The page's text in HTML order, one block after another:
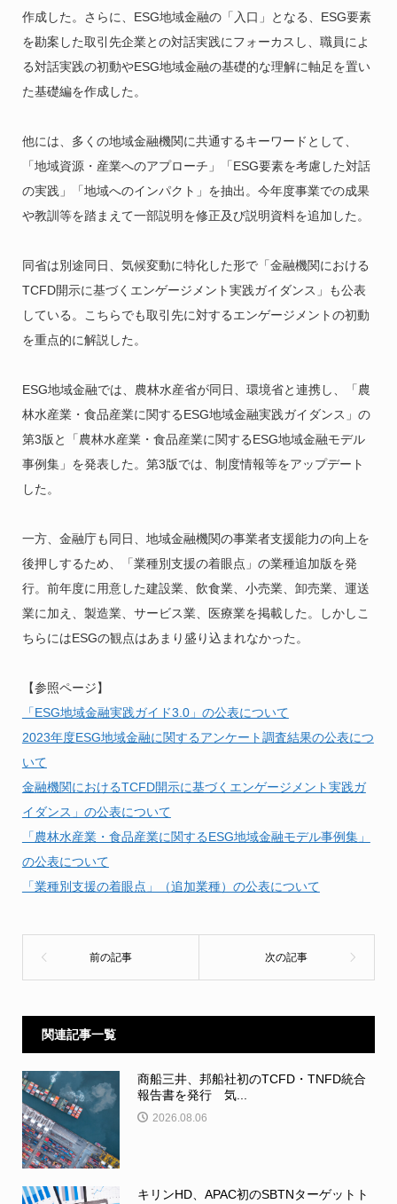
作成した。さらに、ESG地域金融の「入口」となる、ESG要素
を勘案した取引先企業との対話実践にフォーカスし、職員によ
る対話実践の初動やESG地域金融の基礎的な理解に軸足を置い
た基礎編を作成した。
他には、多くの地域金融機関に共通するキーワードとして、
「地域資源・産業へのアプローチ」「ESG要素を考慮した対話
の実践」「地域へのインパクト」を抽出。今年度事業での成果
や教訓等を踏まえて一部説明を修正及び説明資料を追加した。
同省は別途同日、気候変動に特化した形で「金融機関における
TCFD開示に基づくエンゲージメント実践ガイダンス」も公表
している。こちらでも取引先に対するエンゲージメントの初動
を重点的に解説した。
ESG地域金融では、農林水産省が同日、環境省と連携し、「農
林水産業・食品産業に関するESG地域金融実践ガイダンス」の
第3版と「農林水産業・食品産業に関するESG地域金融モデル
事例集」を発表した。第3版では、制度情報等をアップデート
した。
一方、金融庁も同日、地域金融機関の事業者支援能力の向上を
後押しするため、「業種別支援の着眼点」の業種追加版を発
行。前年度に用意した建設業、飲食業、小売業、卸売業、運送
業に加え、製造業、サービス業、医療業を掲載した。しかしこ
ちらにはESGの観点はあまり盛り込まれなかった。
【参照ページ】
「ESG地域金融実践ガイド3.0」の公表について
2023年度ESG地域金融に関するアンケート調査結果の公表につ
いて
金融機関におけるTCFD開示に基づくエンゲージメント実践ガ
イダンス」の公表について
「農林水産業・食品産業に関するESG地域金融モデル事例集」
の公表について
「業種別支援の着眼点」（追加業種）の公表について
関連記事一覧
商船三井、邦船社初のTCFD・TNFD統合
報告書を発行 気...
2026.08.06
キリンHD、APAC初のSBTNターゲットト